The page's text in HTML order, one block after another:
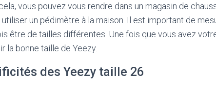
vous pouvez vous rendre dans un magasin de
un pédimètre à la maison. Il est important de
être de tailles différentes. Une fois que vous avez
la bonne taille de Yeezy.
des Yeezy taille 26